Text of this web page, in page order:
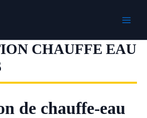
CHAUFFE EAU
de chauffe-eau